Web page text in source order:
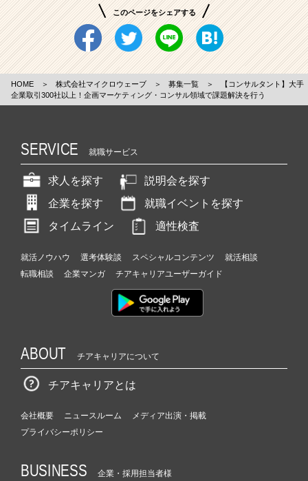
このページをシェアする
HOME ＞ 株式会社マイクロウェーブ ＞ 募集一覧 ＞
【コンサルタント】大手
企業取引300社以上！企画マーケティング・コンサル領域で課題解決を行う
SERVICE 就職サービス
求人を探す
説明会を探す
企業を探す
就職イベントを探す
タイムライン
適性検査
就活ノウハウ 選考体験談 スペシャルコンテンツ
就活相談
転職相談
企業マンガ チアキャリアユーザーガイド
ABOUT チアキャリアについて
チアキャリアとは
会社概要 ニュースルーム
メディア出演・掲載
プライバシーポリシー
BUSINESS 企業・採用担当者様